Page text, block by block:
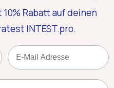
Rabatt auf deinen
INTEST.pro.
Email